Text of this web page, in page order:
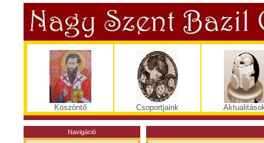
Köszöntő Csoportjaink
Navigáció